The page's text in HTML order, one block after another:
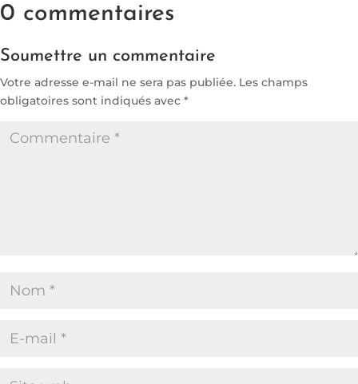
0 commentaires
Soumettre un commentaire
Votre adresse e-mail ne sera pas publiée. Les champs
obligatoires sont indiqués avec *